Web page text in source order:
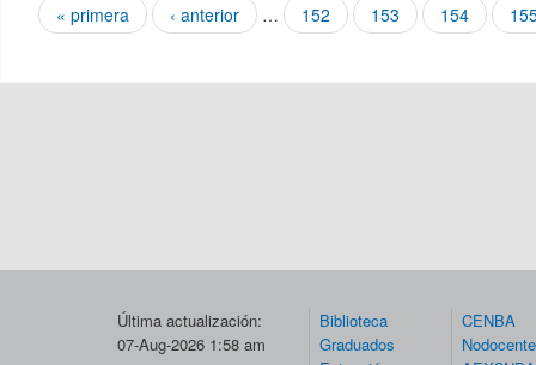
Páginas
« primera ‹ anterior … 152 153 154
Última actualización:
07-Aug-2026 1:58 am
Biblioteca
Graduados
CENBA